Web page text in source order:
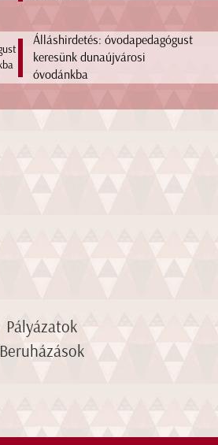
Álláshirdetés: óvodapedagógust
keresünk dunaújvárosi
óvodánkba
Pályázatok
Beruházások